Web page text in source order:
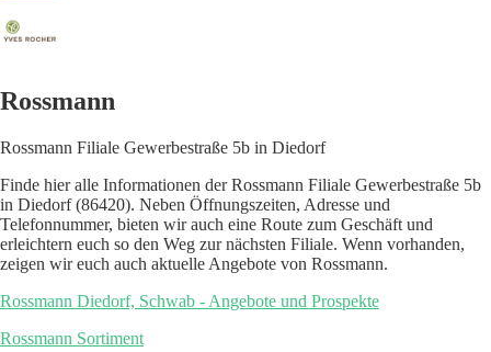
Rossmann
Rossmann Filiale Gewerbestraße 5b in Diedorf
Finde hier alle Informationen der Rossmann Filiale Gewerbestraße 5b
in Diedorf (86420). Neben Öffnungszeiten, Adresse und
Telefonnummer, bieten wir auch eine Route zum Geschäft und
erleichtern euch so den Weg zur nächsten Filiale. Wenn vorhanden,
zeigen wir euch auch aktuelle Angebote von Rossmann.
Rossmann Diedorf, Schwab - Angebote und Prospekte
Rossmann Sortiment